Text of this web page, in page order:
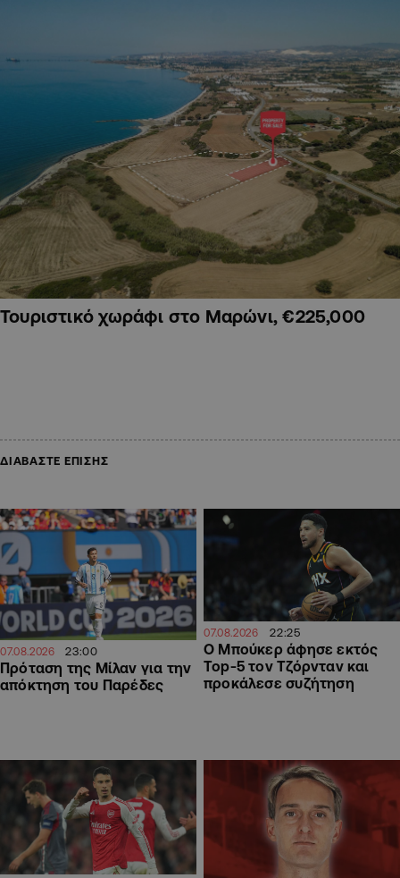
Τουριστικό χωράφι στο Μαρώνι, €225,000
ΔΙΑΒΑΣΤΕ ΕΠΙΣΗΣ
07.08.2026 23:00
Πρόταση της Μίλαν για την
απόκτηση του Παρέδες
07.08.2026 22:25
Ο Μπούκερ άφησε εκτός
Top-5 τον Τζόρνταν και
προκάλεσε συζήτηση